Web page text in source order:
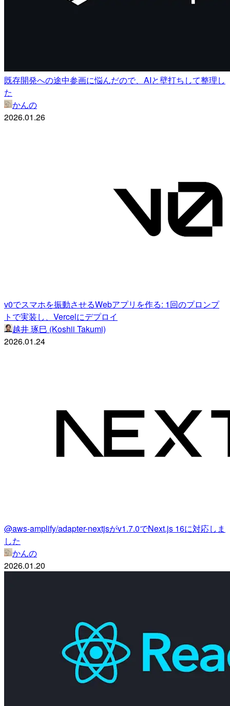
既存開発への途中参画に悩んだので、AIと壁打ちして整理し
た
かんの
2026.01.26
v0でスマホを振動させるWebアプリを作る: 1回のプロンプ
トで実装し、Vercelにデプロイ
越井 琢巳 (Koshii Takumi)
2026.01.24
@aws-amplify/adapter-nextjsがv1.7.0でNext.js 16に対応しま
した
かんの
2026.01.20